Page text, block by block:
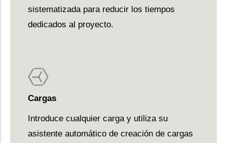
sistematizada para reducir los tiempos
dedicados al proyecto.
Cargas
Introduce cualquier carga y utiliza su
asistente automático de creación de cargas